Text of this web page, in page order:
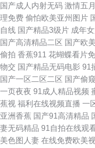
影音先锋黄区 大香蕉影视伊
精品艹爱 日韩首页 亚洲狼友
噜噜日韩 亚洲成人在线h 成人
久国产精品 91内射视频 熟女
小说网 尤物天堂 91中文永久
口 日本熟女自慰 91国产网站
国产成人内射无码 激情五
理免费 偷怕欧美亚州图片
自线 国产精品3级片 成年
国产高清精品二区 国产欧
偷拍 香蕉911 花蝴蝶看片
物交 国产精品无码电影 91
国产一区二区二区 国产偷
一页夜夜 91成人精品视频
蕉视 福利在线视频直播 一
亚洲香蕉 国产91高清精品
妻无码精品 91自拍在线观
美色图人妻 在线免费欧美